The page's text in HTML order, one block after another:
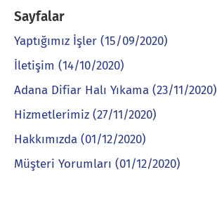
Sayfalar
Yaptığımız İşler (15/09/2020)
İletişim (14/10/2020)
Adana Difiar Halı Yıkama (23/11/2020)
Hizmetlerimiz (27/11/2020)
Hakkımızda (01/12/2020)
Müşteri Yorumları (01/12/2020)